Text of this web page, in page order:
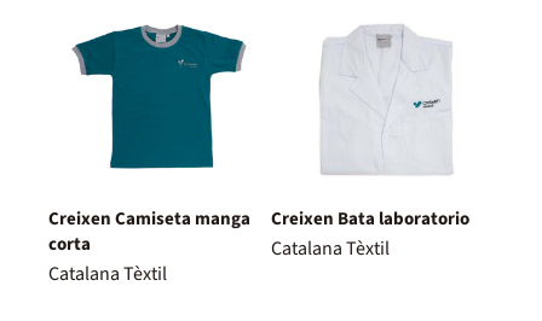
Creixen Camiseta manga
corta
Catalana Tèxtil
Creixen Bata laboratorio
Catalana Tèxtil